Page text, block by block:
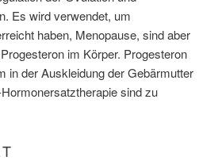
Es wird verwendet, um
haben, Menopause, sind aber
im Körper. Progesteron
in der Auskleidung der Gebärmutter
sind zu